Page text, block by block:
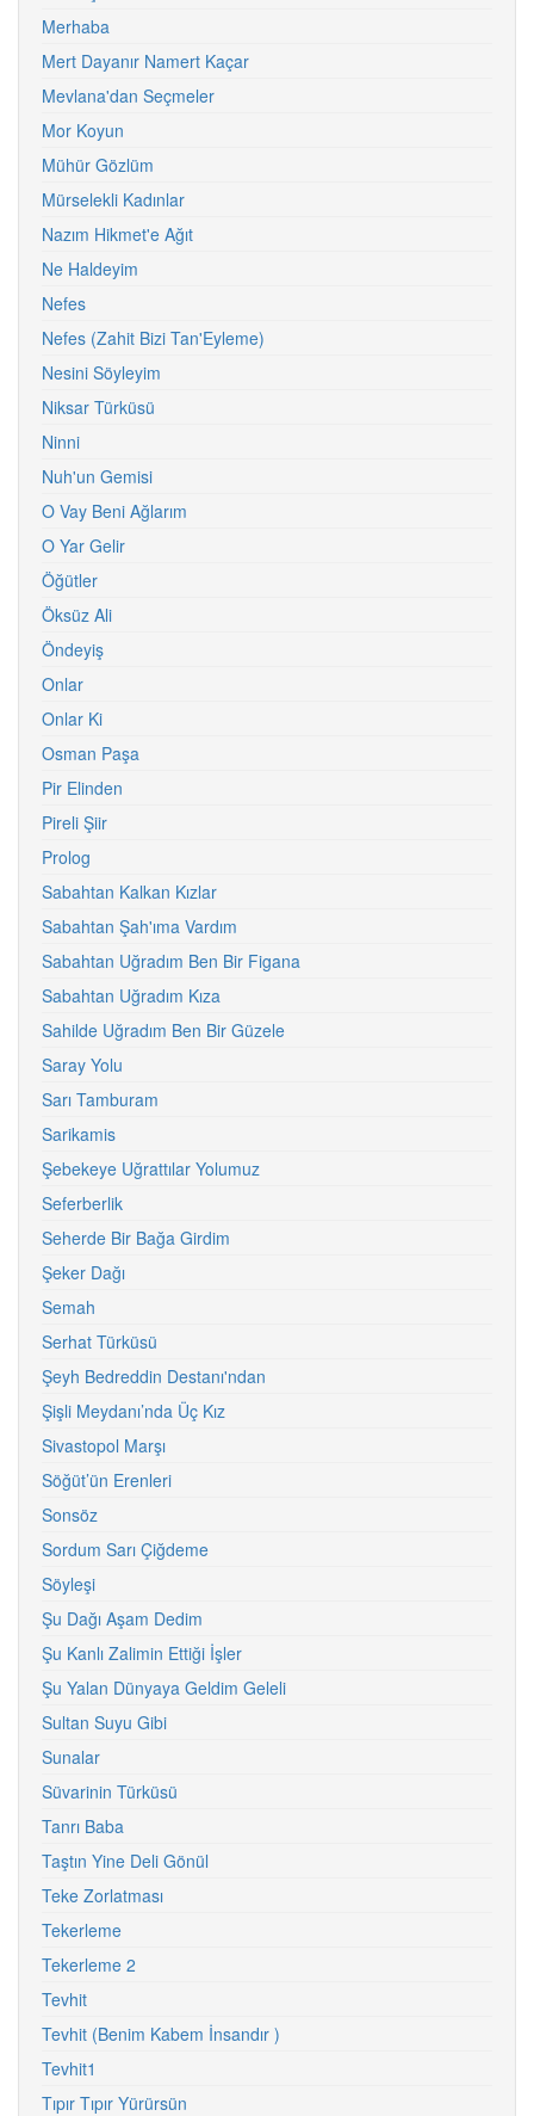
Merhaba
Mert Dayanır Namert Kaçar
Mevlana'dan Seçmeler
Mor Koyun
Mühür Gözlüm
Mürselekli Kadınlar
Nazım Hikmet'e Ağıt
Ne Haldeyim
Nefes
Nefes (Zahit Bizi Tan'Eyleme)
Nesini Söyleyim
Niksar Türküsü
Ninni
Nuh'un Gemisi
O Vay Beni Ağlarım
O Yar Gelir
Öğütler
Öksüz Ali
Öndeyiş
Onlar
Onlar Ki
Osman Paşa
Pir Elinden
Pireli Şiir
Prolog
Sabahtan Kalkan Kızlar
Sabahtan Şah'ıma Vardım
Sabahtan Uğradım Ben Bir Figana
Sabahtan Uğradım Kıza
Sahilde Uğradım Ben Bir Güzele
Saray Yolu
Sarı Tamburam
Sarikamis
Şebekeye Uğrattılar Yolumuz
Seferberlik
Seherde Bir Bağa Girdim
Şeker Dağı
Semah
Serhat Türküsü
Şeyh Bedreddin Destanı'ndan
Şişli Meydanı’nda Üç Kız
Sivastopol Marşı
Söğüt’ün Erenleri
Sonsöz
Sordum Sarı Çiğdeme
Söyleşi
Şu Dağı Aşam Dedim
Şu Kanlı Zalimin Ettiği İşler
Şu Yalan Dünyaya Geldim Geleli
Sultan Suyu Gibi
Sunalar
Süvarinin Türküsü
Tanrı Baba
Taştın Yine Deli Gönül
Teke Zorlatması
Tekerleme
Tekerleme 2
Tevhit
Tevhit (Benim Kabem İnsandır )
Tevhit1
Tıpır Tıpır Yürürsün